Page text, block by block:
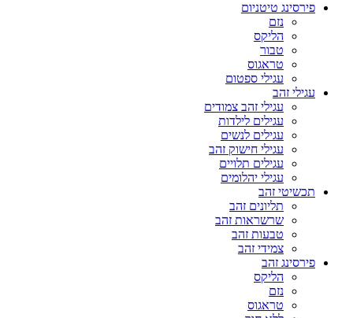
פירסינג טיטניום
נזם
הליקס
טבור
טראגוס
עגילי ספטום
עגילי זהב
עגילי זהב צמודים
עגילים לילדות
עגילים לנשים
עגילי חישוק זהב
עגילים תלויים
עגילי יהלומים
תכשיטי זהב
תליונים זהב
שרשראות זהב
טבעות זהב
צמידי זהב
פירסינג זהב
הליקס
נזם
טראגוס